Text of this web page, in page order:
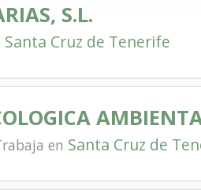
S.L.
Santa Cruz de Tenerife
en Santa Cruz de